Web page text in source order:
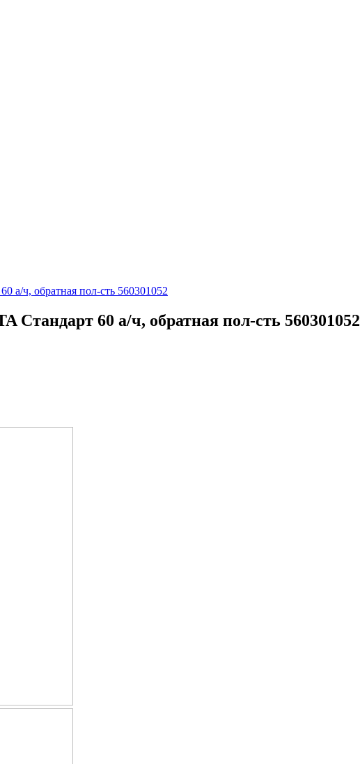
а/ч, обратная пол-сть 560301052
Стандарт 60 а/ч, обратная пол-сть 560301052